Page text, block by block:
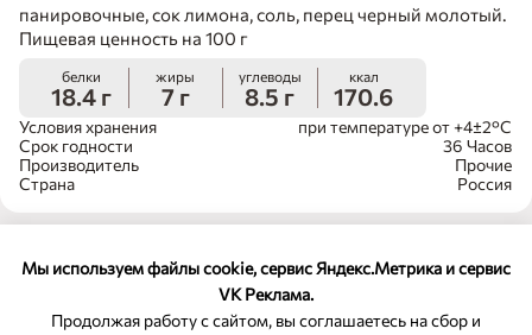
Мы используем файлы cookie, сервис Яндекс.Метрика и сервис
VK Реклама.
Продолжая работу с сайтом, вы соглашаетесь на сбор и
Пищевая ценность на 100 г
белки
18.4 г
жиры
7 г
углеводы
8.5 г
ккал
170.6
Условия хранения
при температуре от +4±2°С
Срок годности
36 Часов
Производитель
Прочие
Страна
Россия
панировочные, сок лимона, соль, перец черный молотый.